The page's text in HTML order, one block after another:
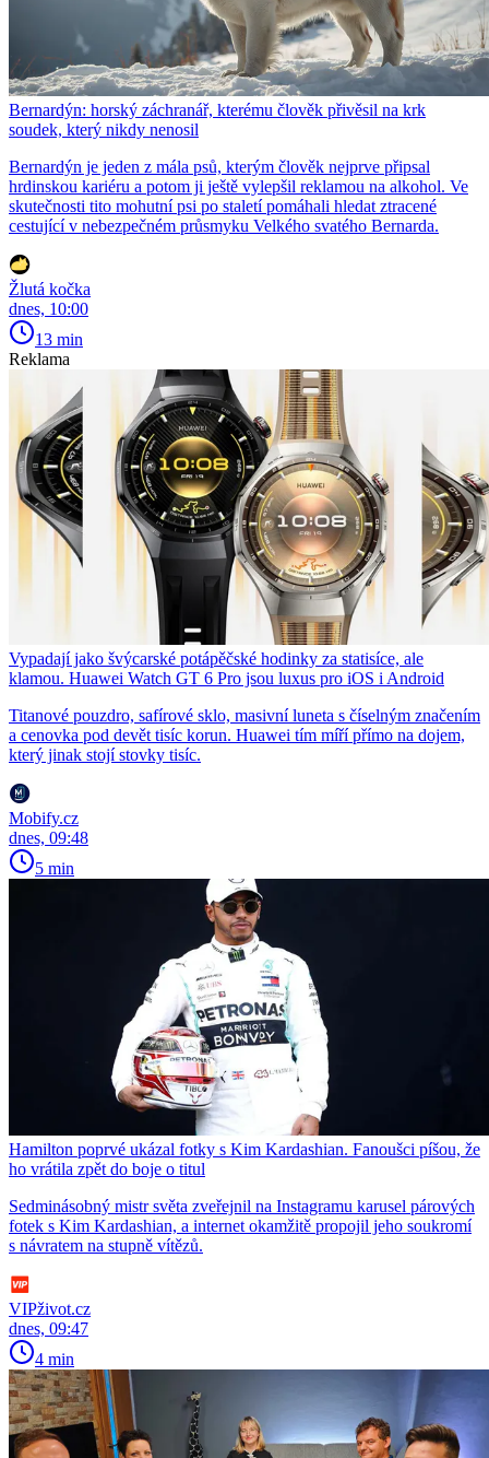
Bernardýn: horský záchranář, kterému člověk přivěsil na krk
soudek, který nikdy nenosil
Bernardýn je jeden z mála psů, kterým člověk nejprve připsal
hrdinskou kariéru a potom ji ještě vylepšil reklamou na alkohol. Ve
skutečnosti tito mohutní psi po staletí pomáhali hledat ztracené
cestující v nebezpečném průsmyku Velkého svatého Bernarda.
Žlutá kočka
dnes, 10:00
13 min
Reklama
Vypadají jako švýcarské potápěčské hodinky za statisíce, ale
klamou. Huawei Watch GT 6 Pro jsou luxus pro iOS i Android
Titanové pouzdro, safírové sklo, masivní luneta s číselným značením
a cenovka pod devět tisíc korun. Huawei tím míří přímo na dojem,
který jinak stojí stovky tisíc.
Mobify.cz
dnes, 09:48
5 min
Hamilton poprvé ukázal fotky s Kim Kardashian. Fanoušci píšou, že
ho vrátila zpět do boje o titul
Sedminásobný mistr světa zveřejnil na Instagramu karusel párových
fotek s Kim Kardashian, a internet okamžitě propojil jeho soukromí
s návratem na stupně vítězů.
VIPživot.cz
dnes, 09:47
4 min